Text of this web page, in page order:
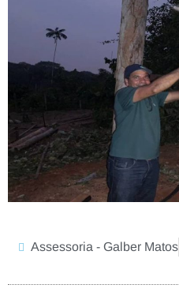
Assessoria - Galber Matos